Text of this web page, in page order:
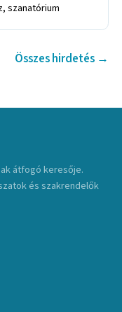
szanatórium
Összes hirdetés →
átfogó keresője.
és szakrendelők